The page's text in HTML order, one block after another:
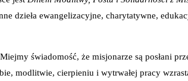
dzieła ewangelizacyjne, charytatywne,
świadomość, że misjonarze są posłani
modlitwie, cierpieniu i wytrwałej pracy